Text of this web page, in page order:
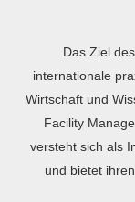
Das Ziel
internationale
Wirtschaft und
Facility
versteht sich als
und bietet